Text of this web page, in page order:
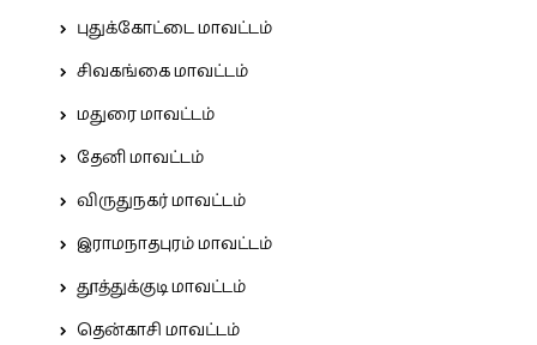
புதுக்கோட்டை மாவட்டம்
சிவகங்கை மாவட்டம்
மதுரை மாவட்டம்
தேனி மாவட்டம்
விருதுநகர் மாவட்டம்
இராமநாதபுரம் மாவட்டம்
தூத்துக்குடி மாவட்டம்
தென்காசி மாவட்டம்